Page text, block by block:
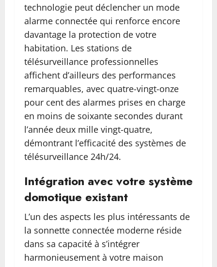
technologie peut déclencher un mode
alarme connectée qui renforce encore
davantage la protection de votre
habitation. Les stations de
télésurveillance professionnelles
affichent d’ailleurs des performances
remarquables, avec quatre-vingt-onze
pour cent des alarmes prises en charge
en moins de soixante secondes durant
l’année deux mille vingt-quatre,
démontrant l’efficacité des systèmes de
télésurveillance 24h/24.
Intégration avec votre système
domotique existant
L’un des aspects les plus intéressants de
la sonnette connectée moderne réside
dans sa capacité à s’intégrer
harmonieusement à votre maison